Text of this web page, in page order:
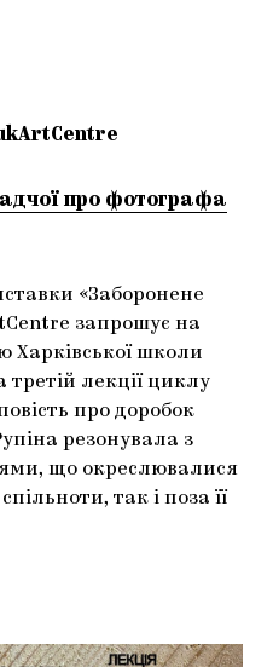
про фотографа
«Заборонене
запрошує на
Харківської школи
третій лекції циклу
про доробок
резонувала з
що окреслювалися
так і поза її